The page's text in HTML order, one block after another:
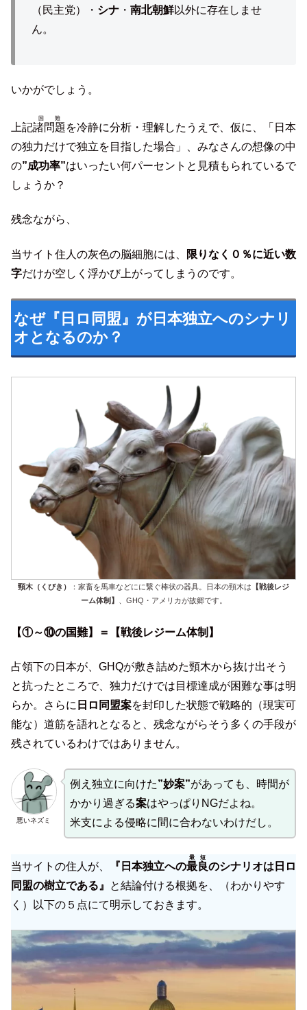
（民主党）・ シナ ・ 南北朝鮮以外に存在しませ
ん。
いかがでしょう。
上記諸問題
国難
を冷静に分析・理解したうえで、仮に、「日本
の独力だけで独立を目指した場合」、みなさんの想像の中
の”成功率”はいったい何パーセントと見積もられているで
しょうか？
残念ながら、
当サイト住人の灰色の脳細胞には、
限りなく０％に近い数
字だけが空しく浮かび上がってしまうのです。
なぜ『日ロ同盟』が日本独立へのシナリ
オとなるのか？
頸木（くびき） ：家畜を馬車などにに繋ぐ棒状の器具。日本の頸木は 【戦後レジ
ーム体制】
、GHQ・アメリカが故郷です。
【①～⑩の国難】＝【戦後レジーム体制】
占領下の日本が、GHQが敷き詰めた頸木から抜け出そう
と抗ったところで、独力だけでは目標達成が困難な事は明
らか。さらに 日ロ同盟案を封印した状態で戦略的（現実可
能な）道筋を語れとなると、残念ながらそう多くの手段が
残されているわけではありません。
悪いネズミ
例え独立に向けた”妙案”があっても、時間が
かかり過ぎる案はやっぱりNGだよね。
米支による侵略に間に合わないわけだし。
当サイトの住人が、 『日本独立への最良
最短
のシナリオは日ロ
同盟の樹立である』
と結論付ける根拠を、（わかりやす
く）以下の５点にて明示しておきます。